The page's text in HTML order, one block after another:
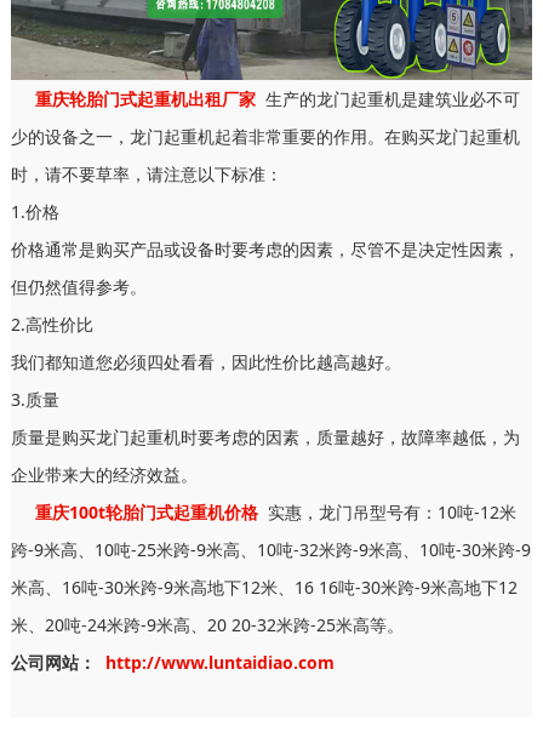
重庆轮胎门式起重机出租厂家 生产的龙门起重机是建筑业必不可
少的设备之一，龙门起重机起着非常重要的作用。在购买龙门起重机
时，请不要草率，请注意以下标准：
1.价格
价格通常是购买产品或设备时要考虑的因素，尽管不是决定性因素，
但仍然值得参考。
2.高性价比
我们都知道您必须四处看看，因此性价比越高越好。
3.质量
质量是购买龙门起重机时要考虑的因素，质量越好，故障率越低，为
企业带来大的经济效益。
重庆100t轮胎门式起重机价格 实惠，龙门吊型号有：10吨-12米
跨-9米高、10吨-25米跨-9米高、10吨-32米跨-9米高、10吨-30米跨-9
米高、16吨-30米跨-9米高地下12米、16 16吨-30米跨-9米高地下12
米、20吨-24米跨-9米高、20 20-32米跨-25米高等。
公司网站：
http://www.luntaidiao.com